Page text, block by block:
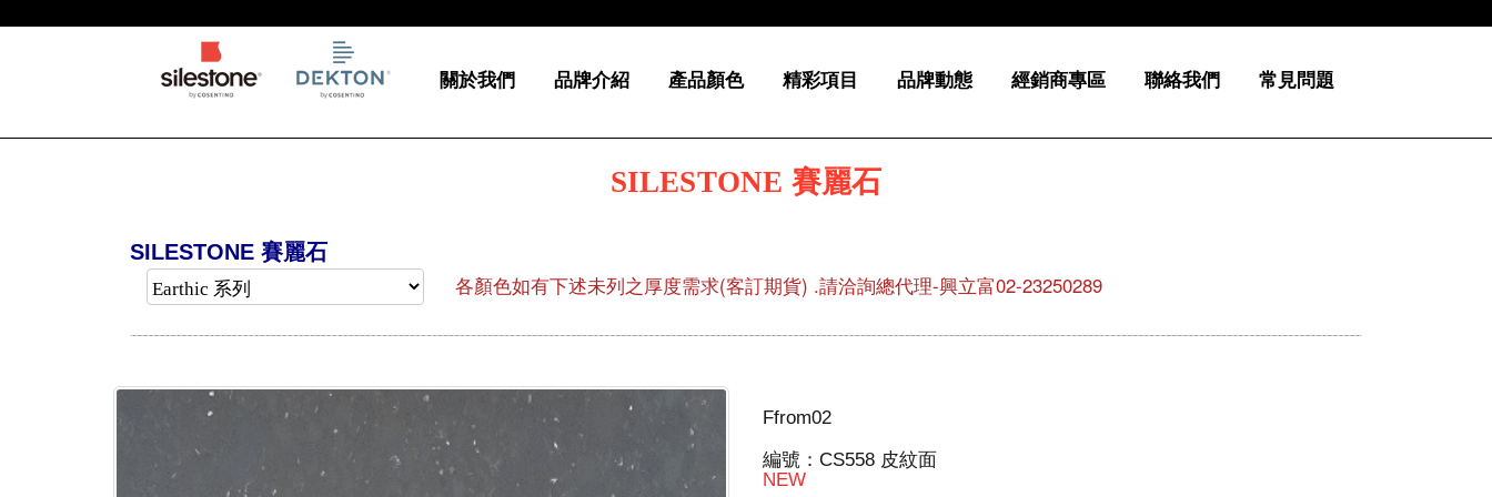
關於我們 品牌介紹 產品顏色 精彩項目 品牌動態 經銷商專區 聯絡我們 常見問題
SILESTONE 賽麗石
SILESTONE 賽麗石
各顏色如有下述未列之厚度需求(客訂期貨) .請洽詢總代理-興立富02-23250289
Ffrom02
編號：CS558 皮紋面
NEW